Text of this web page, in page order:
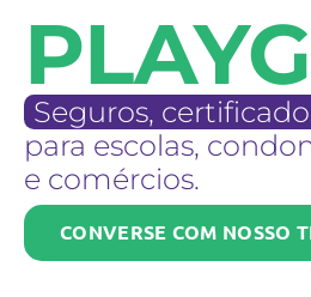
Seguros,
para escolas,
e comércios.
CONVERSE COM NOSSO